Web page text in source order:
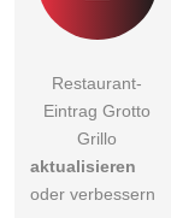
Restaurant-
Eintrag Grotto
Grillo
aktualisieren
oder verbessern